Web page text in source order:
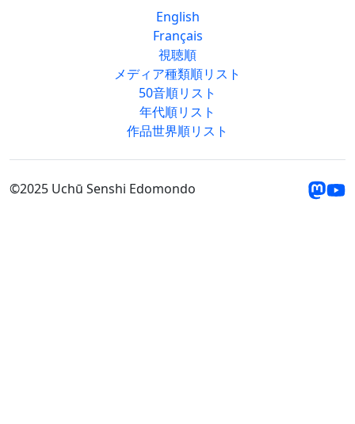
English
Français
視聴順
メディア種類順リスト
50音順リスト
年代順リスト
作品世界順リスト
©2025 Uchū Senshi Edomondo